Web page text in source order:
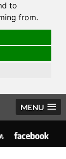
to
from.
MENU